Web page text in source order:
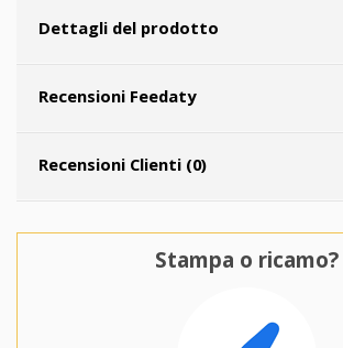
Dettagli del prodotto
Recensioni Feedaty
Recensioni Clienti (0)
Stampa o ricamo?